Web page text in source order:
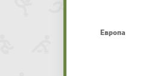
Европа